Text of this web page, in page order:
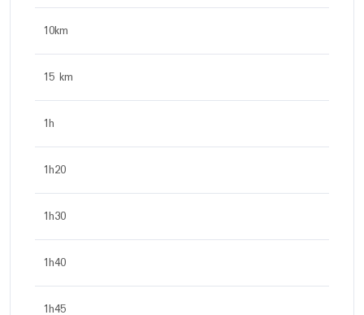
10km
15 km
1h
1h20
1h30
1h40
1h45